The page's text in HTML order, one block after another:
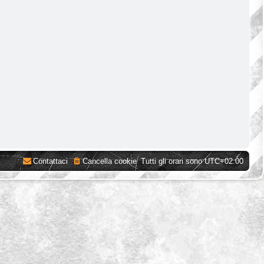
Tutti gli orari sonoUTC+02:00
Cancella cookie
Contattaci